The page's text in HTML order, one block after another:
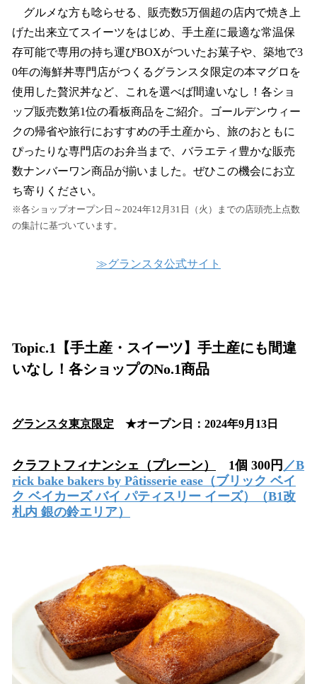
グルメな方も唸らせる、販売数5万個超の店内で焼き上
げた出来立てスイーツをはじめ、手土産に最適な常温保
存可能で専用の持ち運びBOXがついたお菓子や、築地で3
0年の海鮮丼専門店がつくるグランスタ限定の本マグロを
使用した贅沢丼など、これを選べば間違いなし！各ショ
ップ販売数第1位の看板商品をご紹介。ゴールデンウィー
クの帰省や旅行におすすめの手土産から、旅のおともに
ぴったりな専門店のお弁当まで、バラエティ豊かな販売
数ナンバーワン商品が揃いました。ぜひこの機会にお立
ち寄りください。
※各ショップオープン日～2024年12月31日（火）までの店頭売上点数
の集計に基づいています。
≫グランスタ公式サイト
Topic.1【手土産・スイーツ】手土産にも間違
いなし！各ショップのNo.1商品
グランスタ東京限定 ★オープン日：2024年9月13日
クラフトフィナンシェ（プレーン） 1個 300円 ／B
rick bake bakers by Pâtisserie ease （ブリック ベイ
ク ベイカーズ バイ パティスリー イーズ）（B1改
札内 銀の鈴エリア）